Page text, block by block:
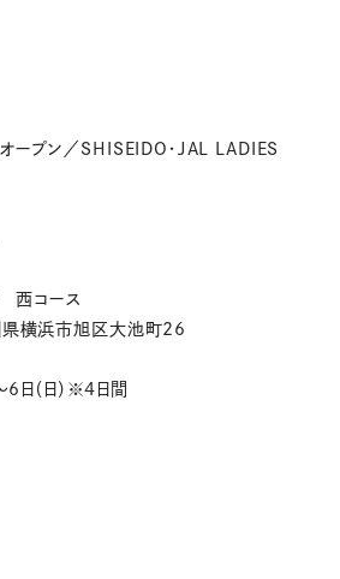
ープン／SHISEIDO・JAL LADIES
西コース
横浜市旭区大池町26
日（日）※4日間